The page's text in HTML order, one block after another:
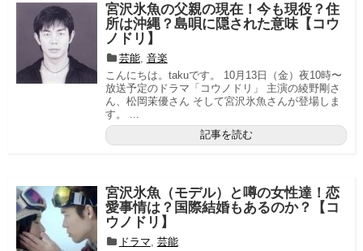
宮沢氷魚の父親の現在！今も現役？住
所は沖縄？島唄に隠された意味【コウ
ノドリ】
芸能, 音楽
こんにちは。takuです。 10月13日（金）夜10時〜
放送予定のドラマ「コウノドリ」 主演の綾野剛さ
ん、松岡茉優さん そして宮沢氷魚さんが登場しま
す。 ...
記事を読む
宮沢氷魚（モデル）と噂の女性達！恋
愛事情は？国際結婚もあるのか？【コ
ウノドリ】
ドラマ 芸能